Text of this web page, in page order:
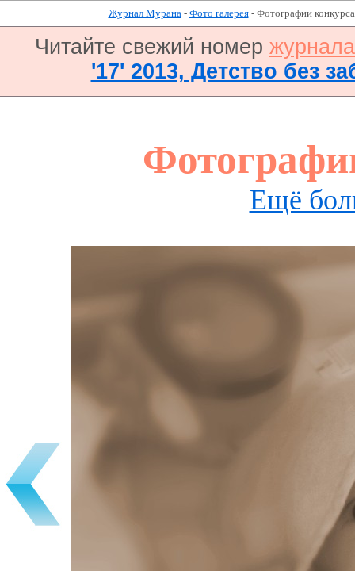
Журнал Мурана- Фото галерея- Фотографии
Читайте свежий номер
'17' 2013, Детство без
Ещё